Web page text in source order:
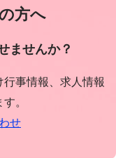
方へ
ませんか？
事情報、求人情報
。
せ